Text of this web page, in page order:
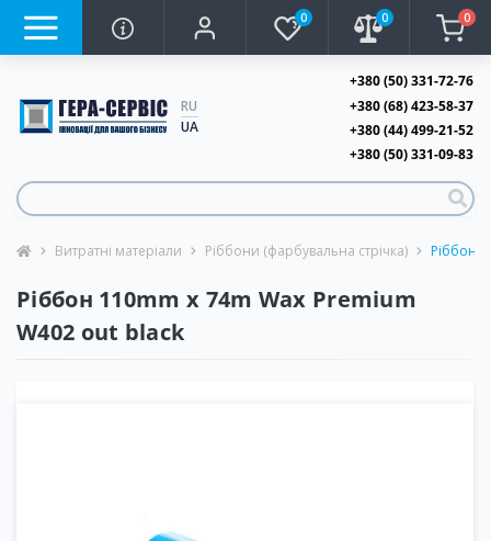
0 0 0
RU
UA
+380 (50) 331-72-76
+380 (68) 423-58-37
+380 (44) 499-21-52
+380 (50) 331-09-83
Витратні матеріали Ріббони (фарбувальна стрічка) Ріббон
Ріббон 110mm x 74m Wax Premium
W402 out black